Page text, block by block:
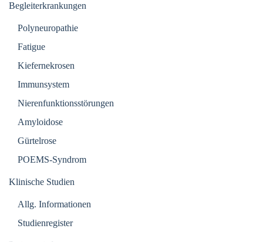
Begleiterkrankungen
Polyneuropathie
Fatigue
Kiefernekrosen
Immunsystem
Nierenfunktionsstörungen
Amyloidose
Gürtelrose
POEMS-Syndrom
Klinische Studien
Allg. Informationen
Studienregister